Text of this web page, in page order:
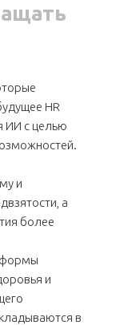
HR
ИИ с целью
и
а
более
и
в